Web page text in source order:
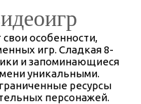
особенности,
игр. Сладкая 8-
и запоминающиеся
уникальными.
ресурсы
персонажей.